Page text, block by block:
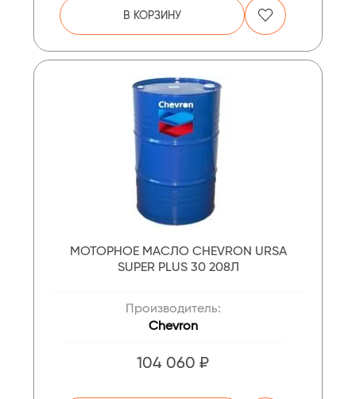
В КОРЗИНУ
МОТОРНОЕ МАСЛО CHEVRON URSA
SUPER PLUS 30 208Л
Производитель:
Chevron
104 060 ₽